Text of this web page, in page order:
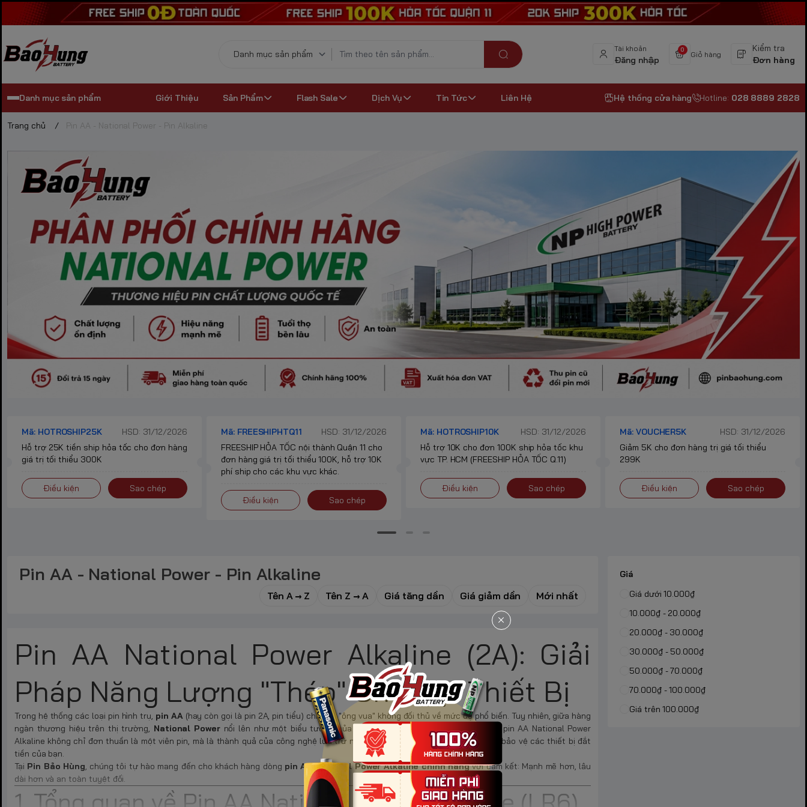
Tài khoản
Đăng nhập
0
Giỏ hàng
Kiểm tra
Đơn hàng
Danh mục sản phẩm Giới Thiệu Sản Phẩm Flash Sale Dịch Vụ Tin Tức Liên Hệ Hệ thống cửa hàng Hotline: 028 8889 2828
Trang chủ / Pin AA - National Power - Pin Alkaline
Mã: HOTROSHIP25K
HSD: 31/12/2026
Hỗ trợ 25K tiền ship hỏa tốc cho đơn hàng
giá trị tối thiểu 300K
Điều kiện Sao chép
Mã: FREESHIPHTQ11
HSD: 31/12/2026
FREESHIP HỎA TỐC nội thành Quận 11 cho
đơn hàng giá trị tối thiểu 100K, hỗ trợ 10K
phí ship cho các khu vực khác.
Điều kiện Sao chép
Mã: HOTROSHIP10K
HSD: 31/12/2026
Hỗ trợ 10K cho đơn 100K ship hỏa tốc khu
vực TP. HCM (FREESHIP HỎA TỐC Q.11)
Điều kiện Sao chép
Mã: VOUCHER5K
HSD: 31/12/2026
Giảm 5K cho đơn hàng trị giá tối thiểu
299K
Điều kiện Sao chép
Pin AA - National Power - Pin Alkaline
Tên A → Z Tên Z → A Giá tăng dần Giá giảm dần Mới nhất
Pin AA National Power Alkaline (2A): Giải
Pháp Năng Lượng "Thép" Cho Mọi Thiết Bị
Trong hệ thống các loại pin hình trụ, pin AA(hay còn gọi là pin 2A, pin tiểu) chính là "ông vua" không đối thủ về mức độ phổ biến. Tuy nhiên, giữa hàng
ngàn thương hiệu trên thị trường, National Powernổi lên như một biểu tượng của sức mạnh công nghiệp bền bỉ. Dòng pin AA National Power
Alkaline không chỉ đơn thuần là một viên pin, mà là thành quả của công nghệ lưu trữ năng lượng tiên tiến, được thiết kế để bảo vệ các thiết bị đắt
tiền của bạn.
Tại Pin Bảo Hùng, chúng tôi tự hào mang đến cho khách hàng dòng pin AA National Power Alkaline chính hãngvới cam kết: Mạnh mẽ hơn, lâu
dài hơn và an toàn tuyệt đối.
Giá
Giá dưới 10.000₫
10.000₫ - 20.000₫
20.000₫ - 30.000₫
30.000₫ - 50.000₫
50.000₫ - 70.000₫
70.000₫ - 100.000₫
Giá trên 100.000₫